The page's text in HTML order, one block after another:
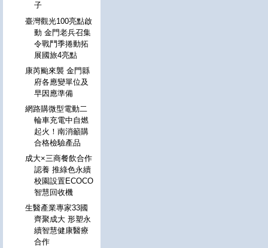
子
臺灣觀光100亮點啟
動 金門老兵召集
令戰鬥季捲動拓
展國旅4亮點
康芮颱來襲 金門縣
府各應變單位及
早因應準備
網路購微型電動二
輪車充電中自燃
起火！南消籲購
合格檢驗產品
成大×三商餐飲合作
認養 推綠色永續
校園設置ECOCO
智慧回收機
生醫產業專家33國
齊聚成大 形塑永
續智慧健康醫療
合作